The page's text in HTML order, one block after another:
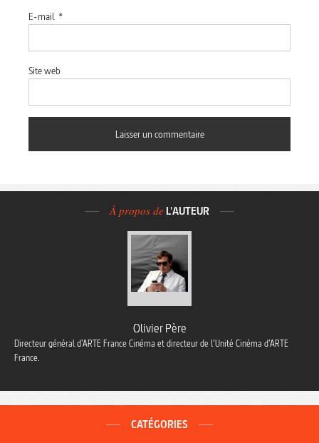
E-mail *
Site web
À propos de L'AUTEUR
Olivier Père
Directeur général d’ARTE France Cinéma et directeur de l’Unité Cinéma d’ARTE
France.
CATÉGORIES